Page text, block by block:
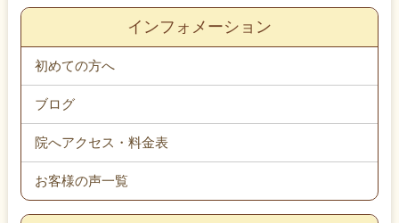
インフォメーション
初めての方へ
ブログ
院へアクセス・料金表
お客様の声一覧